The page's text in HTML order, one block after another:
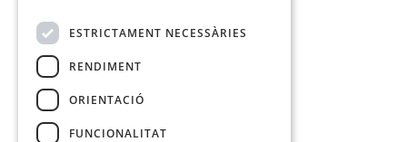
ESTRICTAMENT NECESSÀRIES
RENDIMENT
ORIENTACIÓ
FUNCIONALITAT